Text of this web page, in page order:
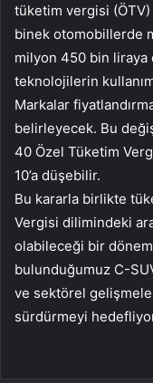
tüketim vergisi
binek otomobillerde
milyon 450 bin liraya
teknolojilerin
Markalar
belirleyecek. Bu
40 Özel Tüketim
10’a düşebilir.
Bu kararla birlikte
Vergisi dilimindeki
olabileceği bir
bulunduğumuz C-
ve sektörel
sürdürmeyi